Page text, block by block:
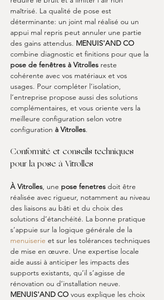
maîtrisé. La qualité de pose est
déterminante: un joint mal réalisé ou un
appui mal repris peut annuler une partie
des gains attendus. MENUIS'AND CO
combine diagnostic et finitions pour que la
pose de fenêtres à Vitrolles reste
cohérente avec vos matériaux et vos
usages. Pour compléter l’isolation,
l’entreprise propose aussi des solutions
complémentaires, et vous oriente vers la
meilleure configuration selon votre
configuration à Vitrolles.
Conformité et conseils techniques
pour la pose à Vitrolles
À Vitrolles, une pose fenetres doit être
réalisée avec rigueur, notamment au niveau
des liaisons au bâti et du choix des
solutions d’étanchéité. La bonne pratique
s’appuie sur la logique générale de la
menuiserie et sur les tolérances techniques
de mise en œuvre. Une expertise locale
aide aussi à anticiper les impacts des
supports existants, qu’il s’agisse de
rénovation ou d’installation neuve.
MENUIS'AND CO vous explique les choix